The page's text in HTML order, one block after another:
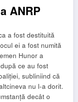
ANRP
a fost destituită
ei a fost numită
Hunor a
ce au fost
subliniind că
nu l-a dorit.
decât o